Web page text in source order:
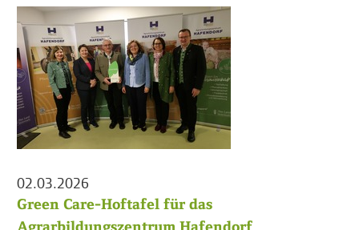
02.03.2026
Green Care-Hoftafel für das
Agrarbildungszentrum Hafendorf